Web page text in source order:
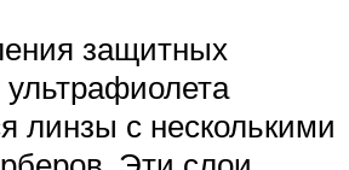
защитных
ультрафиолета
линзы с несколькими